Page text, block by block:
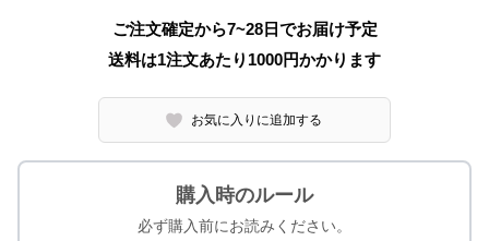
ご注文確定から7~28日でお届け予定
送料は1注文あたり 1000円かかります
お気に入りに追加する
購入時のルール
必ず購入前にお読みください。